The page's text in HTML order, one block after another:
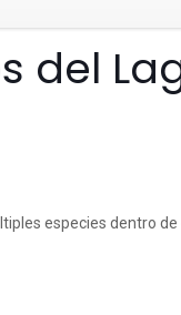
del
especies dentro